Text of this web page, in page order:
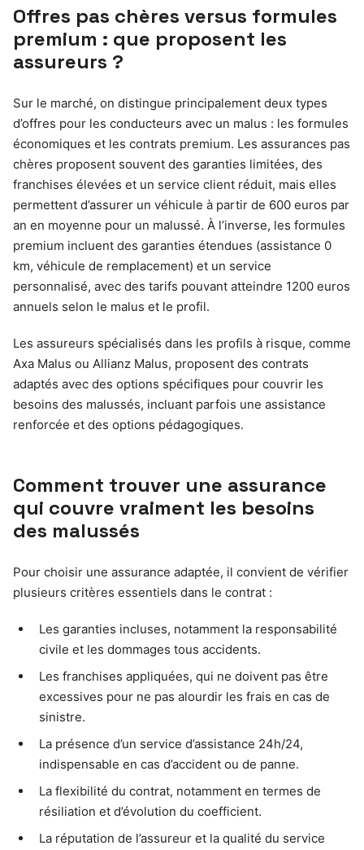
Offres pas chères versus formules
premium : que proposent les
assureurs ?
Sur le marché, on distingue principalement deux types
d’offres pour les conducteurs avec un malus : les formules
économiques et les contrats premium. Les assurances pas
chères proposent souvent des garanties limitées, des
franchises élevées et un service client réduit, mais elles
permettent d’assurer un véhicule à partir de 600 euros par
an en moyenne pour un malussé. À l’inverse, les formules
premium incluent des garanties étendues (assistance 0
km, véhicule de remplacement) et un service
personnalisé, avec des tarifs pouvant atteindre 1200 euros
annuels selon le malus et le profil.
Les assureurs spécialisés dans les profils à risque, comme
Axa Malus ou Allianz Malus, proposent des contrats
adaptés avec des options spécifiques pour couvrir les
besoins des malussés, incluant parfois une assistance
renforcée et des options pédagogiques.
Comment trouver une assurance
qui couvre vraiment les besoins
des malussés
Pour choisir une assurance adaptée, il convient de vérifier
plusieurs critères essentiels dans le contrat :
Les garanties incluses, notamment la responsabilité
civile et les dommages tous accidents.
Les franchises appliquées, qui ne doivent pas être
excessives pour ne pas alourdir les frais en cas de
sinistre.
La présence d’un service d’assistance 24h/24,
indispensable en cas d’accident ou de panne.
La flexibilité du contrat, notamment en termes de
résiliation et d’évolution du coefficient.
La réputation de l’assureur et la qualité du service